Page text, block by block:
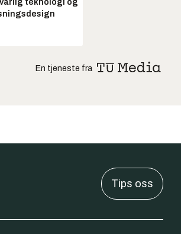
teknologi og
En tjeneste fra
Tips oss